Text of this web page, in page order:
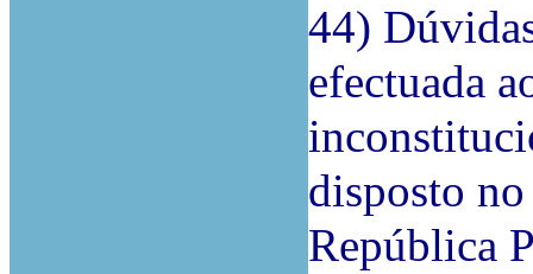
44)
efectuada
disposto
República